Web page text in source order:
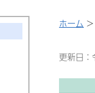
ホーム >
更新日